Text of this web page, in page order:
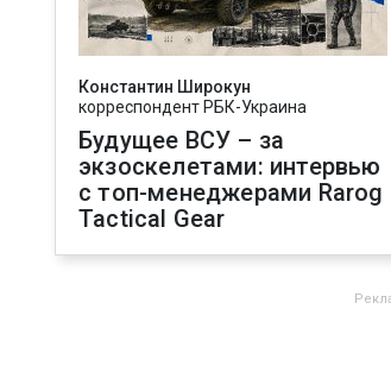
Константин Широкун
корреспондент РБК-Украина
Будущее ВСУ – за
экзоскелетами: интервью
с топ-менеджерами Rarog
Tactical Gear